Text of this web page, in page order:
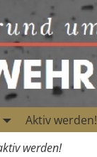
Aktiv werden!
werden!